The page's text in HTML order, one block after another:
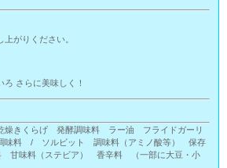
がりください。
さらに美味しく！
燥きくらげ 発酵調味料 ラー油 フライドガーリ
料 / ソルビット 調味料（アミノ酸等） 保存
甘味料（ステビア） 香辛料 （一部に大豆・小